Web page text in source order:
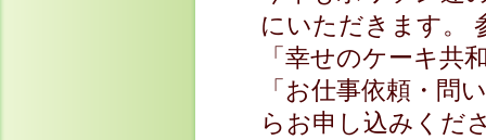
にいただきます。
「幸せのケーキ共
「お仕事依頼・問
らお申し込みくだ